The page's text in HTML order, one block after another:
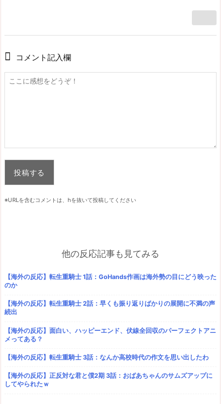
コメント記入欄
※URLを含むコメントは、hを抜いて投稿してください
他の反応記事も見てみる
【海外の反応】転生重騎士 1話：GoHands作画は海外勢の目にどう映った
のか
【海外の反応】転生重騎士 2話：早くも振り返りばかりの展開に不満の声
続出
【海外の反応】面白い、ハッピーエンド、伏線全回収のパーフェクトアニ
メってある？
【海外の反応】転生重騎士 3話：なんか高校時代の作文を思い出したわ
【海外の反応】正反対な君と僕2期 3話：おばあちゃんのサムズアップに
してやられたｗ